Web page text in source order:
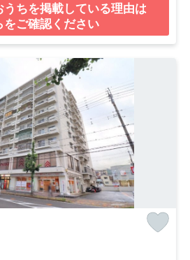
うちを掲載している理由は
をご確認ください